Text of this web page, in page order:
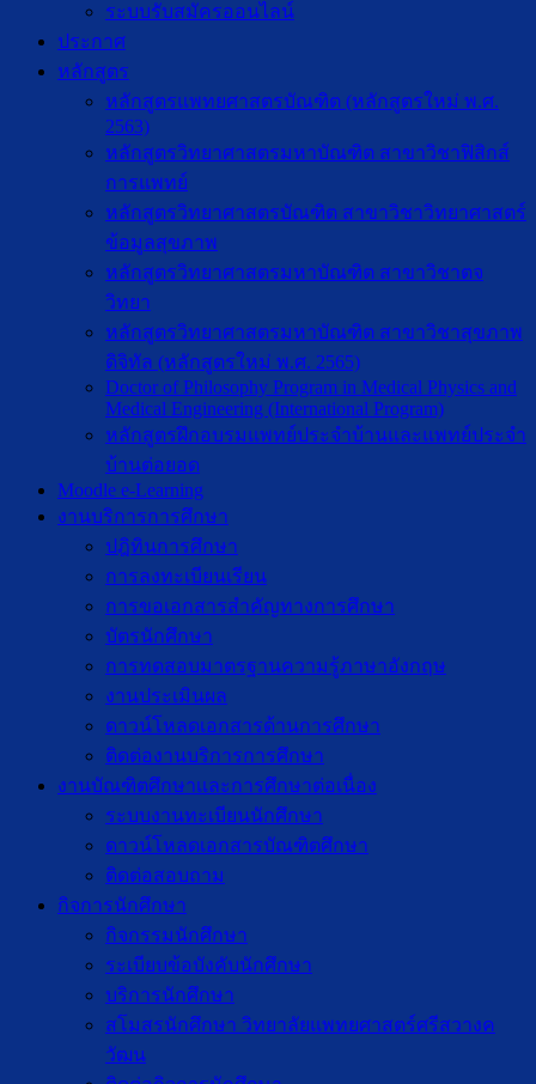
ระบบรับสมัครออนไลน์
ประกาศ
หลักสูตร
หลักสูตรแพทยศาสตรบัณฑิต (หลักสูตรใหม่ พ.ศ.
2563)
หลักสูตรวิทยาศาสตรมหาบัณฑิต สาขาวิชาฟิสิกส์
การแพทย์
หลักสูตรวิทยาศาสตรบัณฑิต สาขาวิชาวิทยาศาสตร์
ข้อมูลสุขภาพ
หลักสูตรวิทยาศาสตรมหาบัณฑิต สาขาวิชาตจ
วิทยา
หลักสูตรวิทยาศาสตรมหาบัณฑิต สาขาวิชาสุขภาพ
ดิจิทัล (หลักสูตรใหม่ พ.ศ. 2565)
Doctor of Philosophy Program in Medical Physics and
Medical Engineering (International Program)
หลักสูตรฝึกอบรมแพทย์ประจำบ้านและแพทย์ประจำ
บ้านต่อยอด
Moodle e-Learning
งานบริการการศึกษา
ปฎิทินการศึกษา
การลงทะเบียนเรียน
การขอเอกสารสำคัญทางการศึกษา
บัตรนักศึกษา
การทดสอบมาตรฐานความรู้ภาษาอังกฤษ
งานประเมินผล
ดาวน์โหลดเอกสารด้านการศึกษา
ติดต่องานบริการการศึกษา
งานบัณฑิตศึกษาเเละการศึกษาต่อเนื่อง
ระบบงานทะเบียนนักศึกษา
ดาวน์โหลดเอกสารบัณฑิตศึกษา
ติดต่อสอบถาม
กิจการนักศึกษา
กิจกรรมนักศึกษา
ระเบียบข้อบังคับนักศึกษา
บริการนักศึกษา
สโมสรนักศึกษา วิทยาลัยแพทยศาสตร์ศรีสวางค
วัฒน